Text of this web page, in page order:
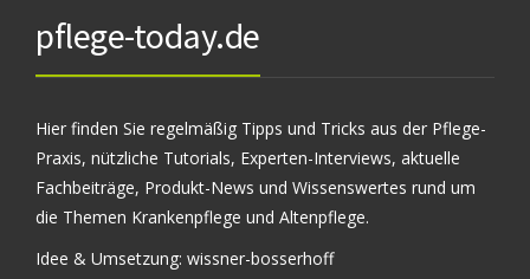
pflege-today.de
Hier finden Sie regelmäßig Tipps und Tricks aus der Pflege-
Praxis, nützliche Tutorials, Experten-Interviews, aktuelle
Fachbeiträge, Produkt-News und Wissenswertes rund um
die Themen Krankenpflege und Altenpflege.
Idee & Umsetzung: wissner-bosserhoff